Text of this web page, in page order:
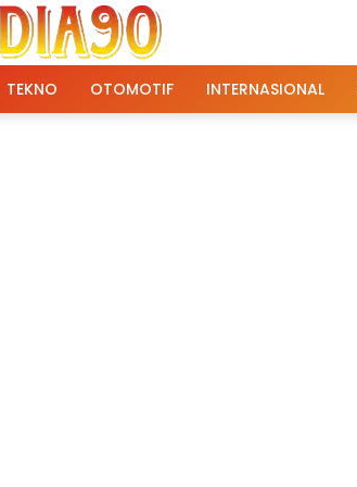
TEKNO OTOMOTIF INTERNASIONAL